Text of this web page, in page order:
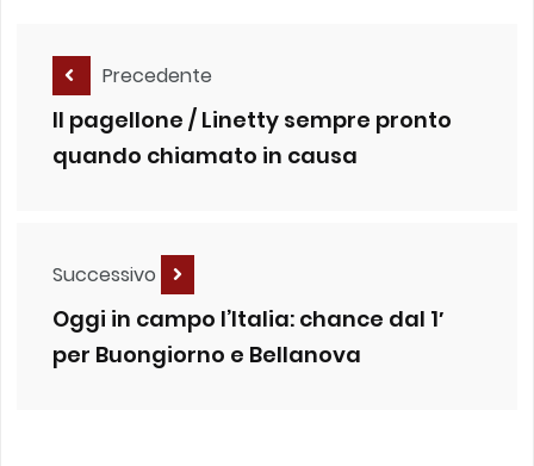
Precedente
Il pagellone / Linetty sempre pronto
quando chiamato in causa
Successivo
Oggi in campo l’Italia: chance dal 1′
per Buongiorno e Bellanova